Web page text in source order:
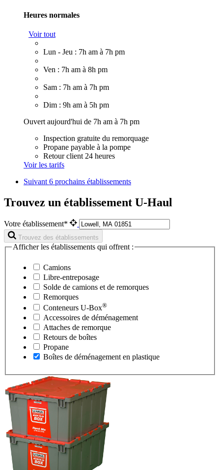
Heures normales
Voir tout
Lun - Jeu : 7h am à 7h pm
Ven : 7h am à 8h pm
Sam : 7h am à 7h pm
Dim : 9h am à 5h pm
Ouvert aujourd'hui de 7h am à 7h pm
Inspection gratuite du remorquage
Propane payable à la pompe
Retour client 24 heures
Voir les tarifs
Suivant6 prochains établissements
Trouvez un établissement U-Haul
Votre établissement*
Trouvez des établissements
Afficher les établissements qui offrent :
Camions
Libre-entreposage
Solde de camions et de remorques
Remorques
Conteneurs U-Box®
Accessoires de déménagement
Attaches de remorque
Retours de boîtes
Propane
Boîtes de déménagement en plastique